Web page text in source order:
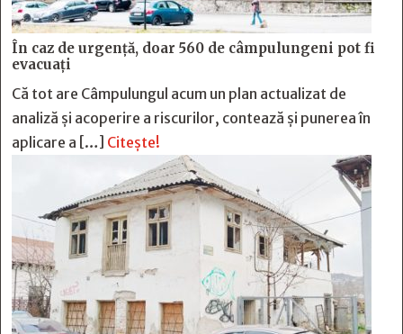
În caz de urgență, doar 560 de câmpulungeni pot fi
evacuați
Că tot are Câmpulungul acum un plan actualizat de
analiză și acoperire a riscurilor, contează și punerea în
aplicare a […] Citește!